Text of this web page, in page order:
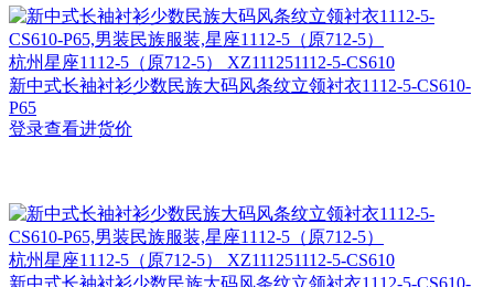
杭州星座1112-5（原712-5） XZ111251112-5-CS610
新中式长袖衬衫少数民族大码风条纹立领衬衣1112-5-CS610-
P65
登录查看进货价
杭州星座1112-5（原712-5） XZ111251112-5-CS610
新中式长袖衬衫少数民族大码风条纹立领衬衣1112-5-CS610-